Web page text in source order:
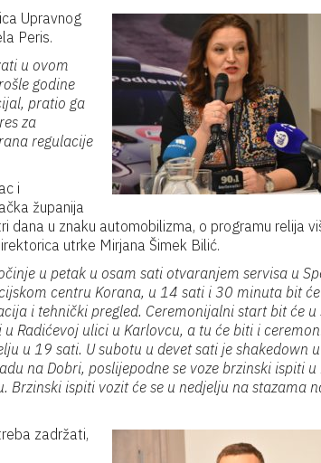
Upravnog
Peris.
u ovom
godine
pratio ga
za
regulacije
i
županija
dana u znaku automobilizma, o programu relija
utrke Mirjana Šimek Bilić.
u petak u osam sati otvaranjem servisa u
centru Korana, u 14 sati i 30 minuta bit će
i tehnički pregled. Ceremonijalni start bit će u
u Radićevoj ulici u Karlovcu, a tu će biti i
u 19 sati. U subotu u devet sati je shakedown u
na Dobri, poslijepodne se voze brzinski ispiti u
Brzinski ispiti vozit će se u nedjelju na stazama
zadržati,